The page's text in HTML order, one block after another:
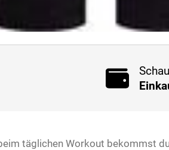
täglichen Workout bekommst